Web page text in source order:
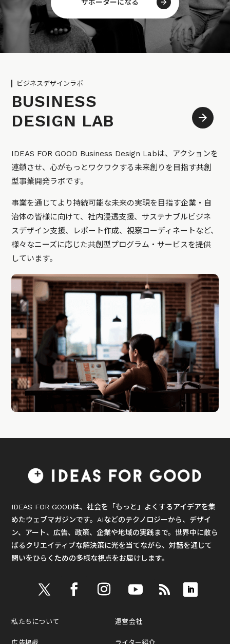
サポーターになる
ビジネスデザインラボ
BUSINESS
DESIGN LAB
IDEAS FOR GOOD Business Design Labは、アクションを
連鎖させ、心がもっとワクワクする未来創りを目指す共創
型事業開発ラボです。
事業を通じてより持続可能な未来の実現を目指す企業・自
治体の皆様に向けて、社内浸透支援、サステナブルビジネ
スデザイン支援、レポート作成、視察コーディネートなど、
様々なニーズに応じた共創型プログラム・サービスを提供
しています。
IDEAS FOR GOODは、社会を「もっと」よくするアイデアを集
めたウェブマガジンです。AIなどのテクノロジーから、デザイ
ン、アート、広告、政策、企業や地域の実践まで。世界中に散ら
ばるクリエイティブな解決策に光を当てながら、対話を通じて
問いをひらくための多様な視点をお届けします。
私たちについて 運営会社